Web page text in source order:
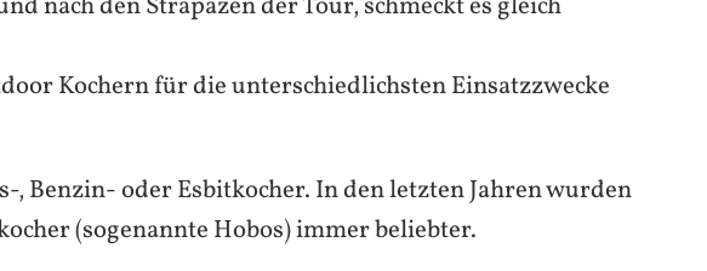
Kochern für die unterschiedlichsten Einsatzzwecke
, Benzin- oder Esbitkocher. In den letzten Jahren wurden
(sogenannte Hobos) immer beliebter.